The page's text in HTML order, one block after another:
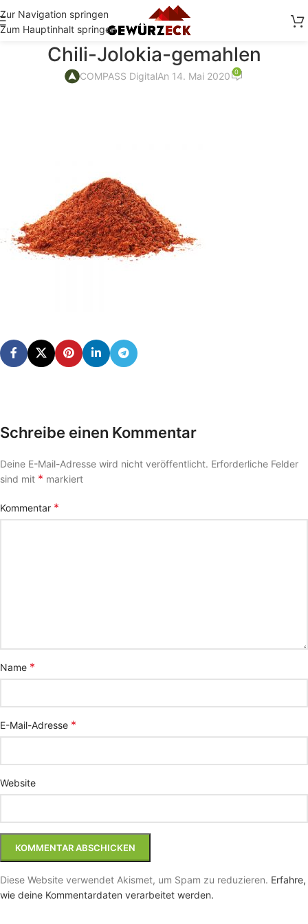
Zur Navigation springen
Zum Hauptinhalt springen
Chili-Jolokia-gemahlen
COMPASS DigitalAn 14. Mai 2020 0
Schreibe einen Kommentar
Deine E-Mail-Adresse wird nicht veröffentlicht. Erforderliche Felder
sind mit * markiert
Kommentar *
Name *
E-Mail-Adresse *
Website
Diese Website verwendet Akismet, um Spam zu reduzieren. Erfahre,
wie deine Kommentardaten verarbeitet werden.